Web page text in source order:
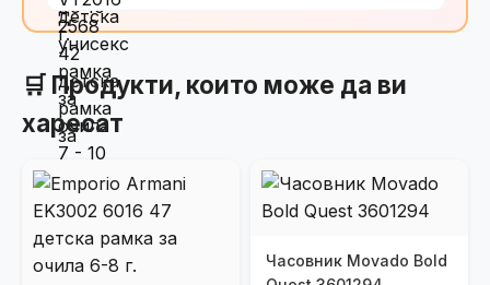
🛒 Продукти, които може да ви
харесат
Часовник Movado Bold